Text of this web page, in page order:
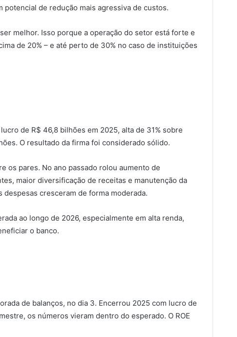
de redução mais agressiva de custos.
melhor. Isso porque a operação do setor está forte e
de 20% – e até perto de 30% no caso de instituições
de R$ 46,8 bilhões em 2025, alta de 31% sobre
O resultado da firma foi considerado sólido.
os pares. No ano passado rolou aumento de
maior diversificação de receitas e manutenção da
cresceram de forma moderada.
ao longo de 2026, especialmente em alta renda,
o banco.
de balanços, no dia 3. Encerrou 2025 com lucro de
os números vieram dentro do esperado. O ROE